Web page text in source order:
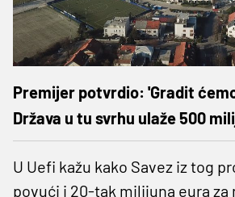
Premijer potvrdio: 'Gradit
Država u tu svrhu ulaže 500
U Uefi kažu kako Savez iz tog
povući i 20-tak milijuna eura za